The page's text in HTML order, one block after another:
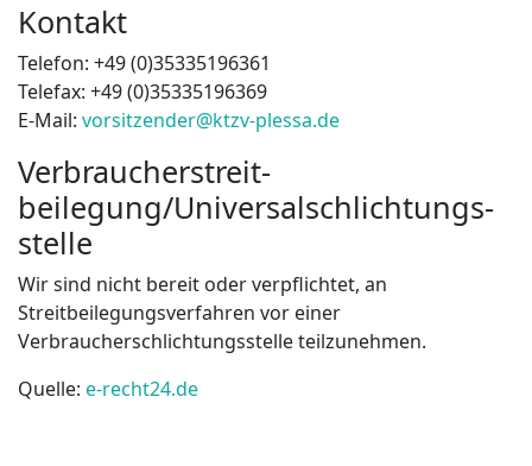
Kontakt
Telefon: +49 (0)35335196361
Telefax: +49 (0)35335196369
E-Mail: vorsitzender@ktzv-plessa.de
Verbraucher­streit­
beilegung/Universal­schlichtungs­
stelle
Wir sind nicht bereit oder verpflichtet, an
Streitbeilegungsverfahren vor einer
Verbraucherschlichtungsstelle teilzunehmen.
Quelle: e-recht24.de